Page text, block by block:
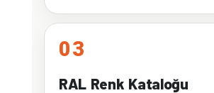
03
RAL Renk Kataloğu